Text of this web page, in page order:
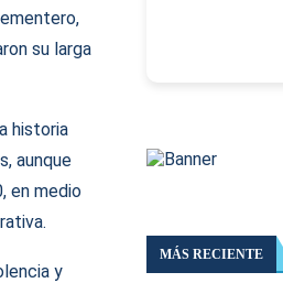
su larga
historia
aunque
en medio
y
MÁS RECIENTE